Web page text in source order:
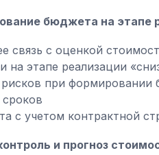
бюджета на этапе
связь с оценкой
этапе реализации
рисков при формировании
с учетом контрактной
и прогноз